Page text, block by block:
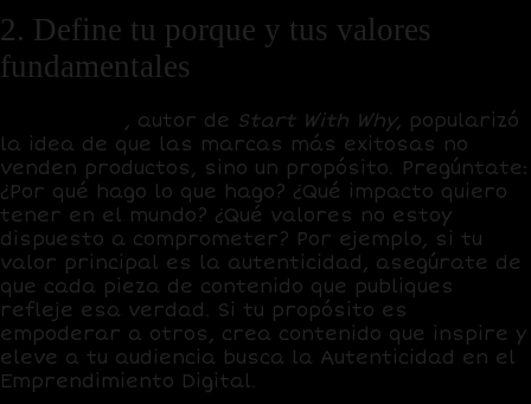
2. Define tu porque y tus valores
fundamentales
, autor de Start With Why, popularizó
la idea de que las marcas más exitosas no
venden productos, sino un propósito. Pregúntate:
¿Por qué hago lo que hago? ¿Qué impacto quiero
tener en el mundo? ¿Qué valores no estoy
dispuesto a comprometer? Por ejemplo, si tu
valor principal es la autenticidad, asegúrate de
que cada pieza de contenido que publiques
refleje esa verdad. Si tu propósito es
empoderar a otros, crea contenido que inspire y
eleve a tu audiencia busca la Autenticidad en el
Emprendimiento Digital.